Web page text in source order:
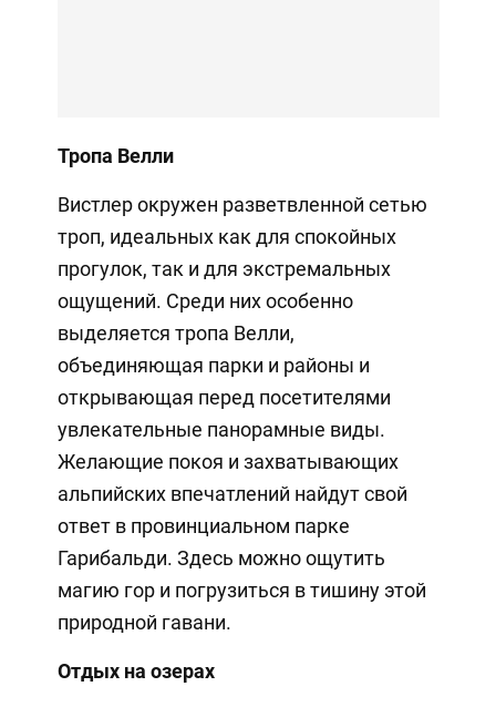
Тропа Велли
Вистлер окружен разветвленной сетью
троп, идеальных как для спокойных
прогулок, так и для экстремальных
ощущений. Среди них особенно
выделяется тропа Велли,
объединяющая парки и районы и
открывающая перед посетителями
увлекательные панорамные виды.
Желающие покоя и захватывающих
альпийских впечатлений найдут свой
ответ в провинциальном парке
Гарибальди. Здесь можно ощутить
магию гор и погрузиться в тишину этой
природной гавани.
Отдых на озерах